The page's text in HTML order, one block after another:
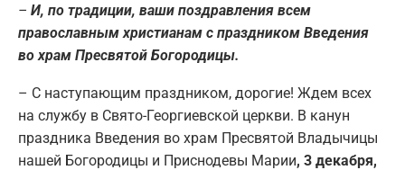
– И, по традиции, ваши поздравления всем
православным христианам с праздником Введения
во храм Пресвятой Богородицы.
– С наступающим праздником, дорогие! Ждем всех
на службу в Свято-Георгиевской церкви. В канун
праздника Введения во храм Пресвятой Владычицы
нашей Богородицы и Приснодевы Марии, 3 декабря,